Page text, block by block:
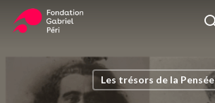
Les trésors de la Pensée